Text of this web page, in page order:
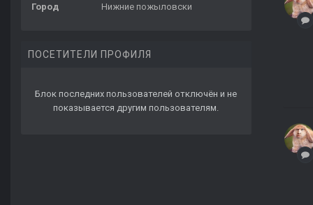
Город Нижние пожыловски
ПОСЕТИТЕЛИ ПРОФИЛЯ
Блок последних пользователей отключён и не
показывается другим пользователям.